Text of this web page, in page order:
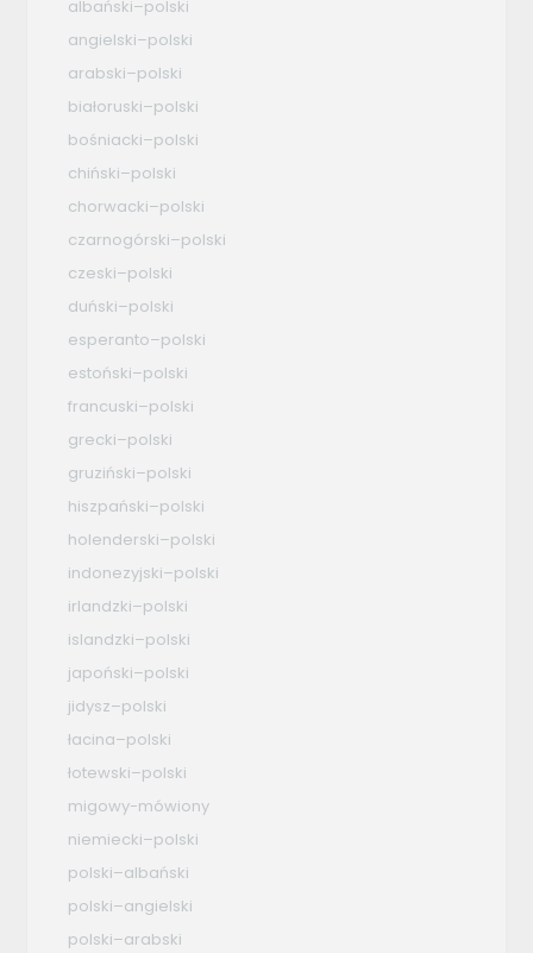
albański–polski
angielski–polski
arabski–polski
białoruski–polski
bośniacki–polski
chiński–polski
chorwacki–polski
czarnogórski–polski
czeski–polski
duński–polski
esperanto–polski
estoński–polski
francuski–polski
grecki–polski
gruziński–polski
hiszpański–polski
holenderski–polski
indonezyjski–polski
irlandzki–polski
islandzki–polski
japoński–polski
jidysz–polski
łacina–polski
łotewski–polski
migowy-mówiony
niemiecki–polski
polski–albański
polski–angielski
polski–arabski